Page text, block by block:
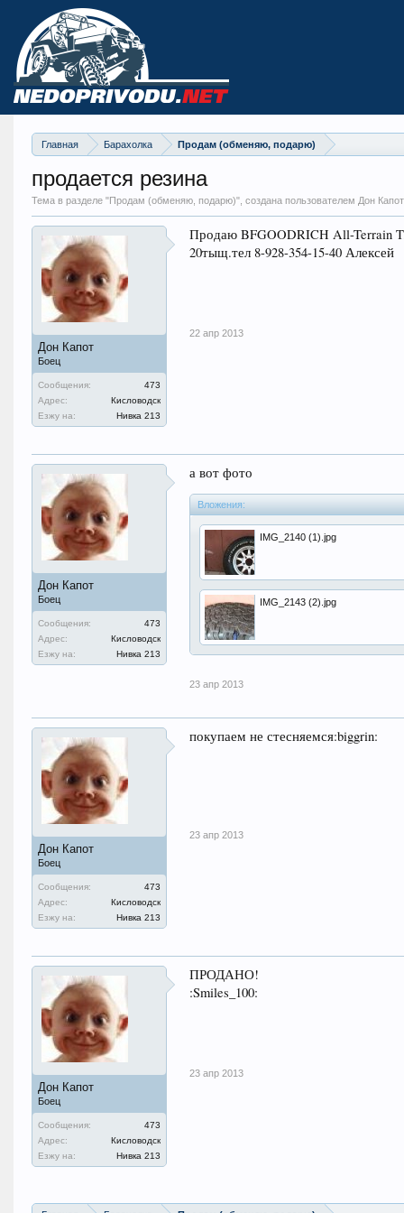
Главная Барахолка Продам (обменяю, подарю)
продается резина
Тема в разделе "Продам (обменяю, подарю)", создана пользователем Дон
Дон Капот
Боец
Сообщения:
473
Адрес:
Кисловодск
Езжу на:
Нивка 213
Продаю BFGOODRICH All-Terrain T/
20тыщ.тел 8-928-354-15-40 Алексей
22 апр 2013
Дон Капот
Боец
Сообщения:
473
Адрес:
Кисловодск
Езжу на:
Нивка 213
а вот фото
Вложения:
IMG_2140 (1).jpg
IMG_2143 (2).jpg
23 апр 2013
Дон Капот
Боец
Сообщения:
473
Адрес:
Кисловодск
Езжу на:
Нивка 213
покупаем не стесняемся:biggrin:
23 апр 2013
Дон Капот
Боец
Сообщения:
473
Адрес:
Кисловодск
Езжу на:
Нивка 213
ПРОДАНО!
:Smiles_100:
23 апр 2013